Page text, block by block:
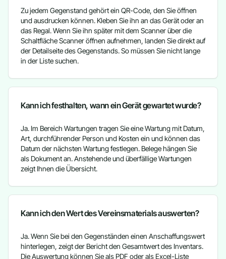
Zu jedem Gegenstand gehört ein QR-Code, den Sie öffnen
und ausdrucken können. Kleben Sie ihn an das Gerät oder an
das Regal. Wenn Sie ihn später mit dem Scanner über die
Schaltfläche Scanner öffnen aufnehmen, landen Sie direkt auf
der Detailseite des Gegenstands. So müssen Sie nicht lange
in der Liste suchen.
Kann ich festhalten, wann ein Gerät gewartet wurde?
Ja. Im Bereich Wartungen tragen Sie eine Wartung mit Datum,
Art, durchführender Person und Kosten ein und können das
Datum der nächsten Wartung festlegen. Belege hängen Sie
als Dokument an. Anstehende und überfällige Wartungen
zeigt Ihnen die Übersicht.
Kann ich den Wert des Vereinsmaterials auswerten?
Ja. Wenn Sie bei den Gegenständen einen Anschaffungswert
hinterlegen, zeigt der Bericht den Gesamtwert des Inventars.
Die Auswertung können Sie als PDF oder als Excel-Liste